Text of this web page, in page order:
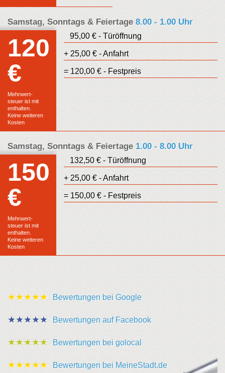
Samstag, Sonntags & Feiertage 8.00 - 1.00 Uhr
120
€ Euro
Festpreis
Mehrwert-
steuer ist mit
enthalten.
Keine weiteren
Kosten
95,00 € - Türöffnung
+ 25,00 € - Anfahrt
= 120,00 € - Festpreis
Samstag, Sonntags & Feiertage 1.00 - 8.00 Uhr
150
€ Euro
Festpreis
Mehrwert-
steuer ist mit
enthalten.
Keine weiteren
Kosten
132,50 € - Türöffnung
+ 25,00 € - Anfahrt
= 150,00 € - Festpreis
★★★★★ Bewertungen bei Google
★★★★★ Bewertungen auf Facebook
★★★★★ Bewertungen bei golocal
★★★★★ Bewertungen bei MeineStadt.de